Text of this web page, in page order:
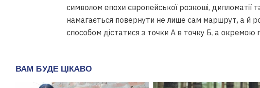
символом епохи європейської розкоші,
намагається повернути не лише сам маршрут, а й
способом дістатися з точки А в точку Б, а окремою